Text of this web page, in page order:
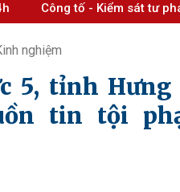
Công tố - Kiểm sát tư
nghiệm
5, tỉnh
tin tội